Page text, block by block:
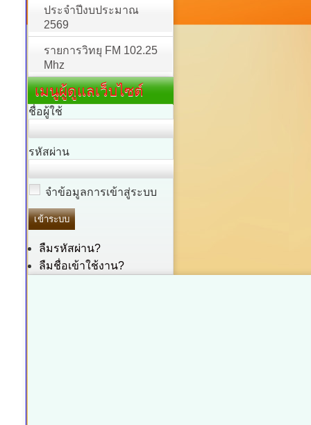
ประจำปีงบประมาณ
2569
รายการวิทยุ FM 102.25
Mhz
เมนูผู้ดูแลเว็บไซต์
ชื่อผู้ใช้
รหัสผ่าน
จำข้อมูลการเข้าสู่ระบบ
ลืมรหัสผ่าน?
ลืมชื่อเข้าใช้งาน?